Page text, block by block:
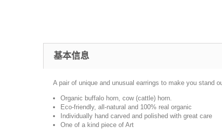
基本信息
A pair of unique and unusual earrings to make you stand
Organic buffalo horn, cow (cattle) horn.
Eco-friendly, all-natural and 100% real organic
Individually hand carved and polished with great care
One of a kind piece of Art